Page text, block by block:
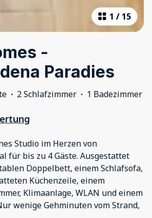
1 / 15
-
Paradies
· 2 Schlafzimmer · 1 Badezimmer
Studio im Herzen von
für bis zu 4 Gäste. Ausgestattet
Doppelbett, einem Schlafsofa,
Küchenzeile, einem
Klimaanlage, WLAN und einem
wenige Gehminuten vom Strand,